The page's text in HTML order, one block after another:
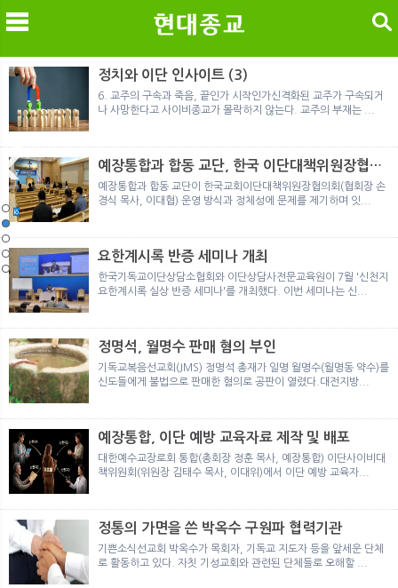
메 검
노르웨이 재판이 남긴 흔적
정통의 가면을 쓴 박옥수 구원파 협력기관
일본 통일교, 해산명령 이후 본격적인 청산 절차 돌입
여호와의 증인 2세와 학교생활
「현대종교」, 주님의교회 민사소송에 승소
노르웨이 재판이 남긴 흔적
정통의 가면을 쓴 박옥수 구원파 협력기관
정치와 이단 인사이트 (3)
6. 교주의 구속과 죽음, 끝인가 시작인가신격화된 교주가 구속되거
나 사망한다고 사이비종교가 몰락하지 않는다. 교주의 부재는 ...
예장통합과 합동 교단, 한국 이단대책위원장협의
회 탈퇴
예장통합과 합동 교단이 한국교회이단대책위원장협의회(협회장 손
경식 목사, 이대협) 운영 방식과 정체성에 문제를 제기하며 잇...
요한계시록 반증 세미나 개최
한국기독교이단상담소협회와 이단상담사전문교육원이 7월 '신천지
요한계시록 실상 반증 세미나'를 개최했다. 이번 세미나는 신...
정명석, 월명수 판매 혐의 부인
기독교복음선교회(JMS) 정명석 총재가 일명 월명수(월명동 약수)를
신도들에게 불법으로 판매한 혐의로 공판이 열렸다.대전지방...
예장통합, 이단 예방 교육자료 제작 및 배포
대한예수교장로회 통합(총회장 정훈 목사, 예장통합) 이단사이비대
책위원회(위원장 김태수 목사, 이대위)에서 이단 예방 교육자...
정통의 가면을 쓴 박옥수 구원파 협력기관
기쁜소식선교회 박옥수가 목회자, 기독교 지도자 등을 앞세운 단체
로 활동하고 있다. 자칫 기성교회와 관련된 단체들로 오해할 ...